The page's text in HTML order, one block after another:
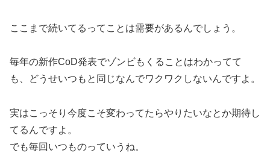
ここまで続いてるってことは需要があるんでしょう。
毎年の新作CoD発表でゾンビもくることはわかってて
も、どうせいつもと同じなんでワクワクしないんですよ。
実はこっそり今度こそ変わってたらやりたいなとか期待し
てるんですよ。
でも毎回いつものっていうね。